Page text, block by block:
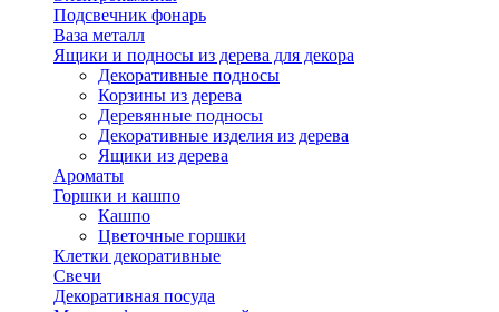
Подсвечник фонарь
Ваза металл
Ящики и подносы из дерева для декора
Декоративные подносы
Корзины из дерева
Деревянные подносы
Декоративные изделия из дерева
Ящики из дерева
Ароматы
Горшки и кашпо
Кашпо
Цветочные горшки
Клетки декоративные
Свечи
Декоративная посуда